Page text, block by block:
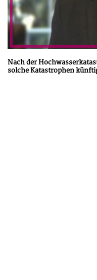
Nach der
solche Katastrophen